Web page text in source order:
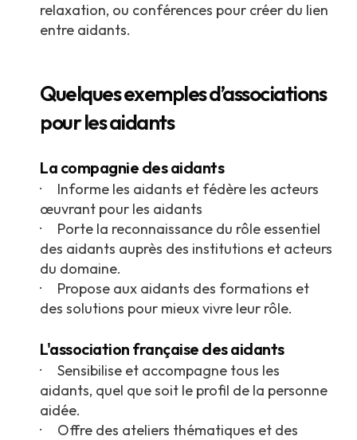
relaxation, ou conférences pour créer du lien
entre aidants.
Quelques exemples d’associations
pour les aidants
La compagnie des aidants
· Informe les aidants et fédère les acteurs
œuvrant pour les aidants
· Porte la reconnaissance du rôle essentiel
des aidants auprès des institutions et acteurs
du domaine.
· Propose aux aidants des formations et
des solutions pour mieux vivre leur rôle.
L'association française des aidants
· Sensibilise et accompagne tous les
aidants, quel que soit le profil de la personne
aidée.
· Offre des ateliers thématiques et des